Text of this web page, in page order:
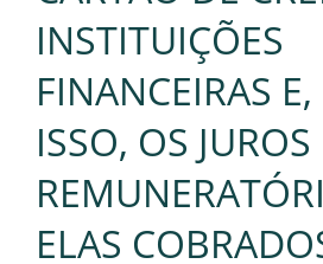
INSTITUIÇÕES
FINANCEIRAS
ISSO, OS JUROS
ELAS